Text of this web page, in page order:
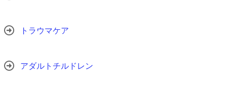
トラウマケア
アダルトチルドレン